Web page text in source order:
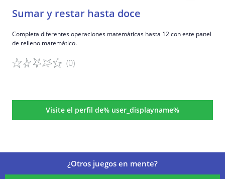
Sumar y restar hasta doce
Completa diferentes operaciones matemáticas hasta 12 con este panel
de relleno matemático.
(0)
Visite el perfil de% user_displayname%
¿Otros juegos en mente?